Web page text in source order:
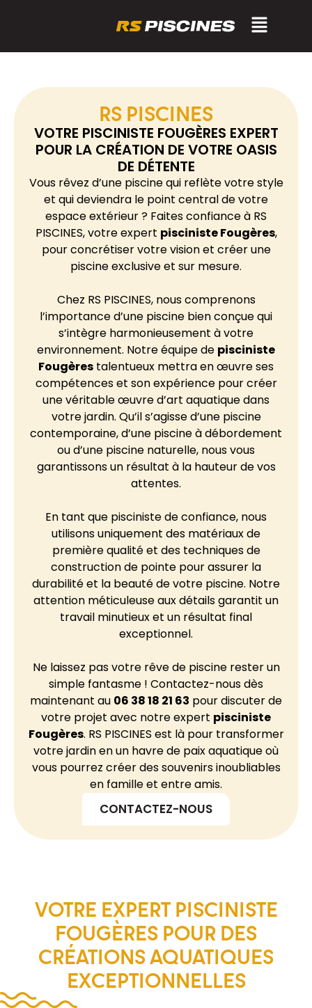
RS PISCINES
VOTRE PISCINISTE FOUGÈRES EXPERT
POUR LA CRÉATION DE VOTRE OASIS
DE DÉTENTE
Vous rêvez d’une piscine qui reflète votre style
et qui deviendra le point central de votre
espace extérieur ? Faites confiance à RS
PISCINES, votre expert piscinisteFougères,
pour concrétiser votre vision et créer une
piscine exclusive et sur mesure.
Chez RS PISCINES, nous comprenons
l’importance d’une piscine bien conçue qui
s’intègre harmonieusement à votre
environnement. Notre équipe de pisciniste
Fougères talentueux mettra en œuvre ses
compétences et son expérience pour créer
une véritable œuvre d’art aquatique dans
votre jardin. Qu’il s’agisse d’une piscine
contemporaine, d’une piscine à débordement
ou d’une piscine naturelle, nous vous
garantissons un résultat à la hauteur de vos
attentes.
En tant que pisciniste de confiance, nous
utilisons uniquement des matériaux de
première qualité et des techniques de
construction de pointe pour assurer la
durabilité et la beauté de votre piscine. Notre
attention méticuleuse aux détails garantit un
travail minutieux et un résultat final
exceptionnel.
Ne laissez pas votre rêve de piscine rester un
simple fantasme ! Contactez-nous dès
maintenant au 06 38 18 21 63 pour discuter de
votre projet avec notre expert pisciniste
Fougères. RS PISCINES est là pour transformer
votre jardin en un havre de paix aquatique où
vous pourrez créer des souvenirs inoubliables
en famille et entre amis.
CONTACTEZ-NOUS
VOTRE EXPERT PISCINISTE
FOUGÈRES POUR DES
CRÉATIONS AQUATIQUES
EXCEPTIONNELLES